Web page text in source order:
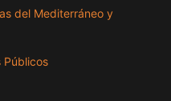
del Mediterráneo y
Públicos